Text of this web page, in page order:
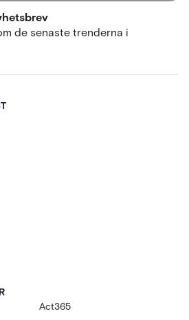
de senaste trenderna i
Act365